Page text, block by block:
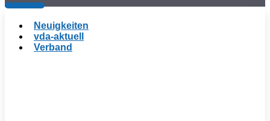
Neuigkeiten
vda-aktuell
Verband